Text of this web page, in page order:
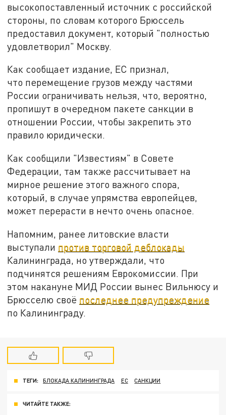
высокопоставленный источник с российской
стороны, по словам которого Брюссель
предоставил документ, который "полностью
удовлетворил" Москву.
Как сообщает издание, ЕС признал,
что перемещение грузов между частями
России ограничивать нельзя, что, вероятно,
пропишут в очередном пакете санкции в
отношении России, чтобы закрепить это
правило юридически.
Как сообщили "Известиям" в Совете
Федерации, там также рассчитывает на
мирное решение этого важного спора,
который, в случае упрямства европейцев,
может перерасти в нечто очень опасное.
Напомним, ранее литовские власти
выступали против торговой деблокады
Калининграда, но утверждали, что
подчинятся решениям Еврокомиссии. При
этом накануне МИД России вынес Вильнюсу и
Брюсселю своё последнее предупреждение
по Калининграду.
ТЕГИ: БЛОКАДА КАЛИНИНГРАДА ЕС САНКЦИИ
ЧИТАЙТЕ ТАКЖЕ: